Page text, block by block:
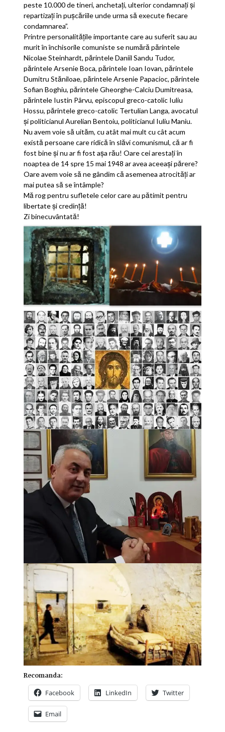
peste 10.000 de tineri, anchetați, ulterior condamnați și
repartizați în pușcăriile unde urma să execute fiecare
condamnarea”.
Printre personalitățile importante care au suferit sau au
murit în închisorile comuniste se numără părintele
Nicolae Steinhardt, părintele Daniil Sandu Tudor,
părintele Arsenie Boca, părintele Ioan Iovan, părintele
Dumitru Stăniloae, părintele Arsenie Papacioc, părintele
Sofian Boghiu, părintele Gheorghe-Calciu Dumitreasa,
părintele Iustin Pârvu, episcopul greco-catolic Iuliu
Hossu, părintele greco-catolic Tertulian Langa, avocatul
şi politicianul Aurelian Bentoiu, politicianul Iuliu Maniu.
Nu avem voie să uităm, cu atât mai mult cu cât acum
există persoane care ridică în slăvi comunismul, că ar fi
fost bine și nu ar fi fost așa rău! Oare cei arestați în
noaptea de 14 spre 15 mai 1948 ar avea aceeași părere?
Oare avem voie să ne gândim că asemenea atrocități ar
mai putea să se întâmple?
Mă rog pentru sufletele celor care au pătimit pentru
libertate și credință!
Zi binecuvântată!
Recomanda:
Facebook LinkedIn Twitter
Email